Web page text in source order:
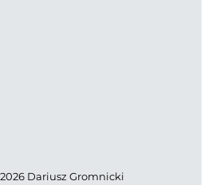
Dariusz Gromnicki